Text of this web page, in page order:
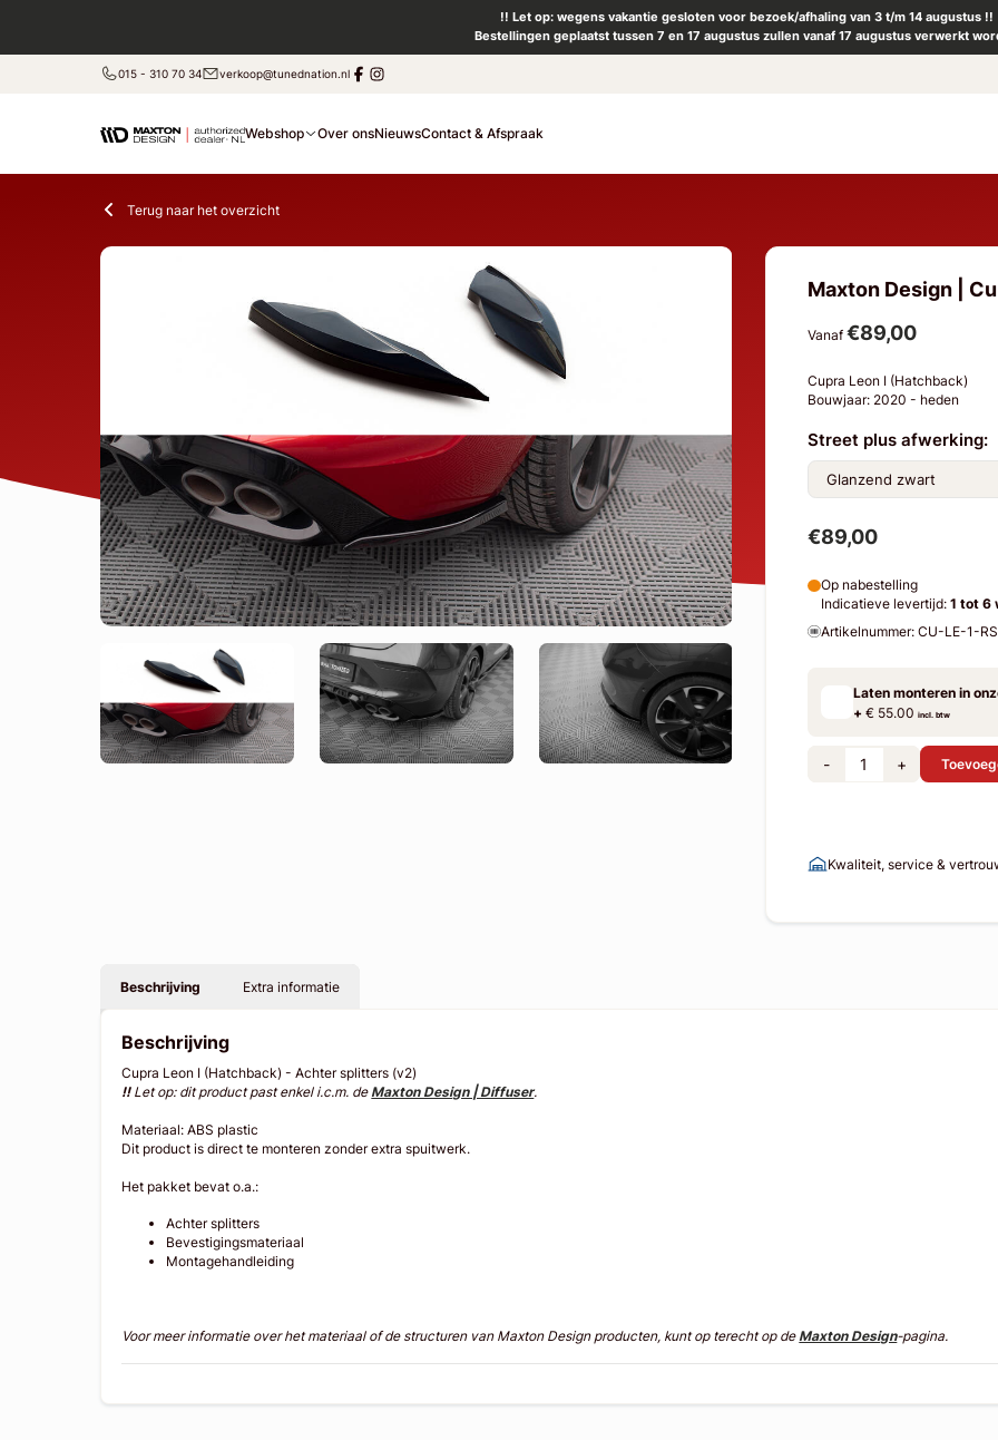
!! Let op: wegens vakantie gesloten voor bezoek/afhaling van 3 t/m 14 augustus !!
Bestellingen geplaatst tussen 7 en 17 augustus zullen vanaf 17 augustus verwerkt
015 - 310 70 34 verkoop@tunednation.nl
Webshop Over onsNieuwsContact & Afspraak
Terug naar het overzicht
Maxton Design |
Vanaf €89,00
Cupra Leon I (Hatchback)
Bouwjaar: 2020 - heden
Street plus afwerking:
€89,00
Op nabestelling
Indicatieve levertijd: 1 tot 6
Artikelnummer: CU-LE-1-
Laten monteren in
+€ 55.00 incl. btw
- +
Kwaliteit, service &
Beschrijving Extra informatie
Beschrijving
Cupra Leon I (Hatchback) - Achter splitters (v2)
!!Let op: dit product past enkel i.c.m. deMaxton Design | Diffuser.
Materiaal: ABS plastic
Dit product is direct te monteren zonder extra spuitwerk.
Het pakket bevat o.a.:
Achter splitters
Bevestigingsmateriaal
Montagehandleiding
Voor meer informatie over het materiaal of de structuren van Maxton Design producten, kunt op terecht op deMaxton Design-pagina.